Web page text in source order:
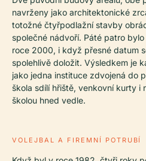
navrženy jako architektonické
totožné čtyřpodlažní stavby
společné nádvoří. Páté patro
roce 2000, i když přesné datum
spolehlivě doložit. Výsledkem je
jako jedna instituce zdvojená do
škola sdílí hřiště, venkovní kurty i
školou hned vedle.
VOLEJBAL A FIREMNÍ POTRUBÍ